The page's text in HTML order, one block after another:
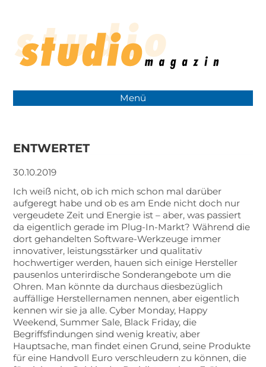
Menü
ENTWERTET
30.10.2019
Ich weiß nicht, ob ich mich schon mal darüber
aufgeregt habe und ob es am Ende nicht doch nur
vergeudete Zeit und Energie ist – aber, was passiert
da eigentlich gerade im Plug-In-Markt? Während die
dort gehandelten Software-Werkzeuge immer
innovativer, leistungsstärker und qualitativ
hochwertiger werden, hauen sich einige Hersteller
pausenlos unterirdische Sonderangebote um die
Ohren. Man könnte da durchaus diesbezüglich
auffällige Herstellernamen nennen, aber eigentlich
kennen wir sie ja alle. Cyber Monday, Happy
Weekend, Summer Sale, Black Friday, die
Begriffsfindungen sind wenig kreativ, aber
Hauptsache, man findet einen Grund, seine Produkte
für eine Handvoll Euro verschleudern zu können, die